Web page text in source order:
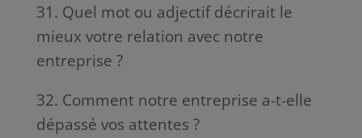
31. Quel mot ou adjectif décrirait le
mieux votre relation avec notre
entreprise ?
32. Comment notre entreprise a-t-elle
dépassé vos attentes ?